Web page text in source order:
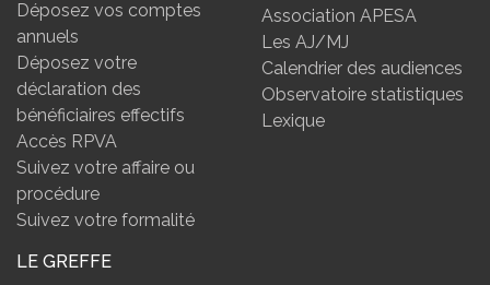
Déposez vos comptes
annuels
Déposez votre
déclaration des
bénéficiaires effectifs
Accès RPVA
Suivez votre affaire ou
procédure
Suivez votre formalité
Association APESA
Les AJ/MJ
Calendrier des audiences
Observatoire statistiques
Lexique
LE GREFFE